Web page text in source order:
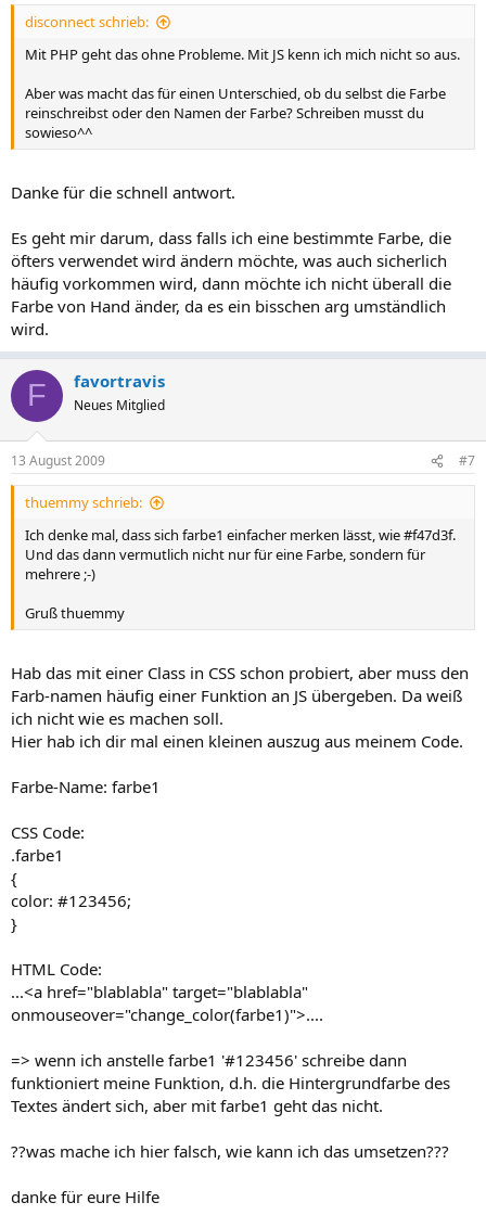
disconnect schrieb:
Mit PHP geht das ohne Probleme. Mit JS kenn ich mich nicht so aus.
Aber was macht das für einen Unterschied, ob du selbst die Farbe
reinschreibst oder den Namen der Farbe? Schreiben musst du
sowieso^^
Danke für die schnell antwort.
Es geht mir darum, dass falls ich eine bestimmte Farbe, die
öfters verwendet wird ändern möchte, was auch sicherlich
häufig vorkommen wird, dann möchte ich nicht überall die
Farbe von Hand änder, da es ein bisschen arg umständlich
wird.
F favortravis
Neues Mitglied
13 August 2009 #7
thuemmy schrieb:
Ich denke mal, dass sich farbe1 einfacher merken lässt, wie #f47d3f.
Und das dann vermutlich nicht nur für eine Farbe, sondern für
mehrere ;-)
Gruß thuemmy
Hab das mit einer Class in CSS schon probiert, aber muss den
Farb-namen häufig einer Funktion an JS übergeben. Da weiß
ich nicht wie es machen soll.
Hier hab ich dir mal einen kleinen auszug aus meinem Code.
Farbe-Name: farbe1
CSS Code:
.farbe1
{
color: #123456;
}
HTML Code:
...<a href="blablabla" target="blablabla"
onmouseover="change_color(farbe1)">....
=> wenn ich anstelle farbe1 '#123456' schreibe dann
funktioniert meine Funktion, d.h. die Hintergrundfarbe des
Textes ändert sich, aber mit farbe1 geht das nicht.
??was mache ich hier falsch, wie kann ich das umsetzen???
danke für eure Hilfe